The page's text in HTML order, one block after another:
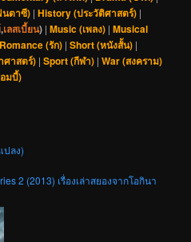
นตาซี) |History (ประวัติศาสตร์) |
,เลสเบี้ยน) |Music (เพลง) |Musical
Romance (รัก) |Short (หนังสั้น) |
ศาสตร์) |Sport (กีฬา) |War (สงคราม)
มบี้)
ปลง)
2 (2013) เรื่องเล่าสยองจากโอกินา